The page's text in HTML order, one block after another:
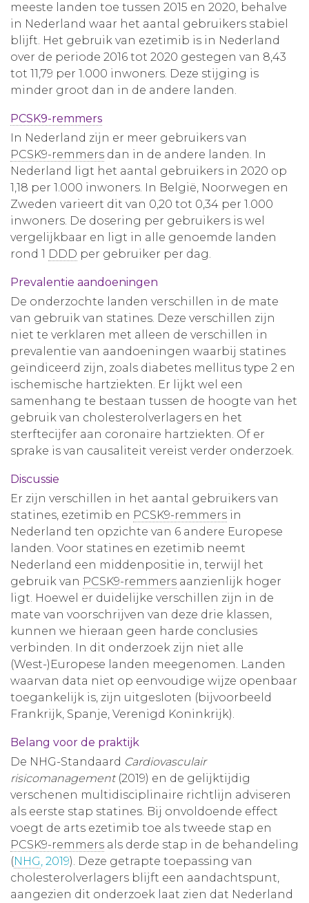
meeste landen toe tussen 2015 en 2020, behalve
in Nederland waar het aantal gebruikers stabiel
blijft. Het gebruik van ezetimib is in Nederland
over de periode 2016 tot 2020 gestegen van 8,43
tot 11,79 per 1.000 inwoners. Deze stijging is
minder groot dan in de andere landen.
PCSK9-remmers
In Nederland zijn er meer gebruikers van
PCSK9-remmers dan in de andere landen. In
Nederland ligt het aantal gebruikers in 2020 op
1,18 per 1.000 inwoners. In België, Noorwegen en
Zweden varieert dit van 0,20 tot 0,34 per 1.000
inwoners. De dosering per gebruikers is wel
vergelijkbaar en ligt in alle genoemde landen
rond 1 DDD per gebruiker per dag.
Prevalentie aandoeningen
De onderzochte landen verschillen in de mate
van gebruik van statines. Deze verschillen zijn
niet te verklaren met alleen de verschillen in
prevalentie van aandoeningen waarbij statines
geïndiceerd zijn, zoals diabetes mellitus type 2 en
ischemische hartziekten. Er lijkt wel een
samenhang te bestaan tussen de hoogte van het
gebruik van cholesterolverlagers en het
sterftecijfer aan coronaire hartziekten. Of er
sprake is van causaliteit vereist verder onderzoek.
Discussie
Er zijn verschillen in het aantal gebruikers van
statines, ezetimib en PCSK9-remmers in
Nederland ten opzichte van 6 andere Europese
landen. Voor statines en ezetimib neemt
Nederland een middenpositie in, terwijl het
gebruik van PCSK9-remmers aanzienlijk hoger
ligt. Hoewel er duidelijke verschillen zijn in de
mate van voorschrijven van deze drie klassen,
kunnen we hieraan geen harde conclusies
verbinden. In dit onderzoek zijn niet alle
(West-)Europese landen meegenomen. Landen
waarvan data niet op eenvoudige wijze openbaar
toegankelijk is, zijn uitgesloten (bijvoorbeeld
Frankrijk, Spanje, Verenigd Koninkrijk).
Belang voor de praktijk
De NHG-Standaard Cardiovasculair
risicomanagement(2019) en de gelijktijdig
verschenen multidisciplinaire richtlijn adviseren
als eerste stap statines. Bij onvoldoende effect
voegt de arts ezetimib toe als tweede stap en
PCSK9-remmers als derde stap in de behandeling
(NHG, 2019). Deze getrapte toepassing van
cholesterolverlagers blijft een aandachtspunt,
aangezien dit onderzoek laat zien dat Nederland